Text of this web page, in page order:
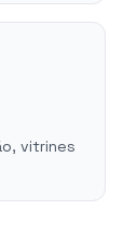
vitrines